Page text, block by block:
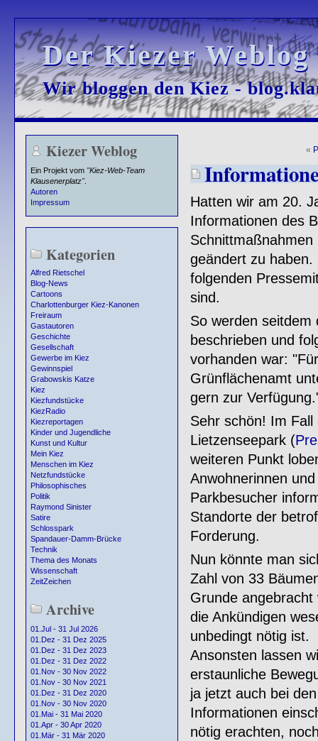
Der Kiezer
Der Kiezer
Wir bloggen den Kiez -
Wir bloggen den Kiez -
Kiezer Weblog
Ein Projekt vom "Kiez-Web-Team
Klausenerplatz".
Autoren
Impressum
Kategorien
Alfred Rietschel
Blog-News
Cartoons
Charlottenburger Kiez-Kanonen
Freiraum
Gastautoren
Geschichte
Gesellschaft
Gewerbe im Kiez
Gewinnspiel
Grabowskis Katze
Kiez
Kiezfundstücke
KiezRadio
Kiezreportagen
Kinder und Jugendliche
Kunst und Kultur
Mein Kiez
Menschen im Kiez
Netzfundstücke
Philosophisches
Politik
Raymond Sinister
Satire
Schlosspark
Spandauer-Damm-Brücke
Technik
Thema des Monats
Wissenschaft
ZeitZeichen
Archive
01.Jul - 31 Jul 2026
01.Dez - 31 Dez 2025
01.Dez - 31 Dez 2023
01.Dez - 31 Dez 2022
01.Nov - 30 Nov 2022
01.Nov - 30 Nov 2021
01.Dez - 31 Dez 2020
01.Nov - 30 Nov 2020
01.Mai - 31 Mai 2020
01.Apr - 30 Apr 2020
01.Mär - 31 Mär 2020
«
Hatten wir am 20.
Informationen des
geändert zu
folgenden
sind.
So werden seitdem
beschrieben und
vorhanden war:
Grünflächenamt
gern zur
Sehr schön! Im
Lietzenseepark (
weiteren Punkt
Anwohnerinnen
Parkbesucher
Standorte der
Forderung.
Nun könnte man
Zahl von 33
Grunde
die Ankündigen
unbedingt nötig ist.
Ansonsten lassen
erstaunliche
ja jetzt auch bei
Informationen
nötig erachten,